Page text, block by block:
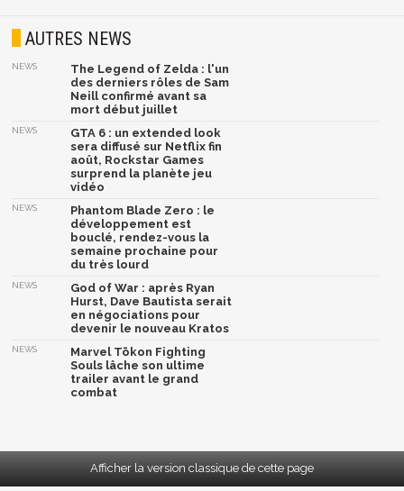
AUTRES NEWS
NEWS
The Legend of Zelda : l'un
des derniers rôles de Sam
Neill confirmé avant sa
mort début juillet
NEWS
GTA 6 : un extended look
sera diffusé sur Netflix fin
août, Rockstar Games
surprend la planète jeu
vidéo
NEWS
Phantom Blade Zero : le
développement est
bouclé, rendez-vous la
semaine prochaine pour
du très lourd
NEWS
God of War : après Ryan
Hurst, Dave Bautista serait
en négociations pour
devenir le nouveau Kratos
NEWS
Marvel Tōkon Fighting
Souls lâche son ultime
trailer avant le grand
combat
Afficher la version classique de cette page